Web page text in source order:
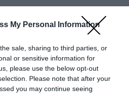
My Personal Information
sale, sharing to third parties, or
or sensitive information for
please use the below opt-out
Please note that after your
you may continue seeing